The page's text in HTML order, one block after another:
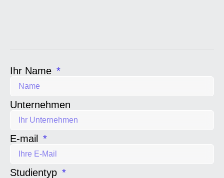
Ihr Name
Unternehmen
E-mail
Studientyp